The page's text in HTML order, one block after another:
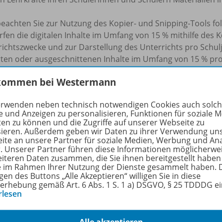
Sie zur Nutzung des Kopier- und Snipping-Tools
die digitalen Inhalte im Umfang von 15 % mithilfe des
und zur Darstellung des Unterrichts pro
oder ausgeschnittenen Inhalte im Umfang von 15 %
auf dem Schulserver (z.B. Schul-Intranet) hochladen,
Klasse oder derselben Projektgruppe darauf
oder ausgeschnittenen Inhalte im frei
an fremde Dritte oder eine sonstige kommerzielle
aus unseren digitalen Produkten sind Sie
Quellenangaben zu beachten und die
mit einzufügen. Unterlassungen dieser Verpflichtungen
urheberrechtlichen Schadensersatzansprüchen führen
bei Westermann
neben technisch notwendigen Cookies auch
und Anzeigen zu personalisieren, Funktionen für soziale
zu können und die Zugriffe auf unserer Webseite zu
Außerdem geben wir Daten zu ihrer Verwendung
an unsere Partner für soziale Medien, Werbung und
Unserer Partner führen diese Informationen
Daten zusammen, die Sie ihnen bereitgestellt
im Rahmen Ihrer Nutzung der Dienste gesammelt haben.
des Buttons „Alle Akzeptieren“ willigen Sie in diese
gemäß Art. 6 Abs. 1 S. 1 a) DSGVO, § 25 TDDDG